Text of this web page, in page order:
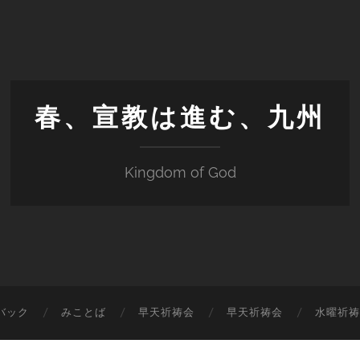
春、宣教は進む、九州
Kingdom of God
ック みことば 早天祈祷会 早天祈祷会 水曜祈